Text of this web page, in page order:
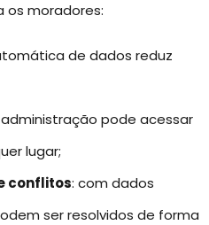
os moradores:
de dados reduz
administração pode acessar
lugar;
conflitos: com dados
ser resolvidos de forma